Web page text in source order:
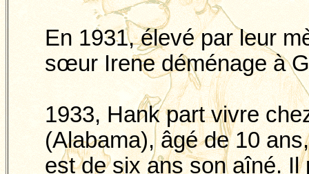
En 1931, élevé par leur
sœurIrenedéménage à
1933, Hank part vivre
(Alabama), âgé de 10
est de six ans son aîné.